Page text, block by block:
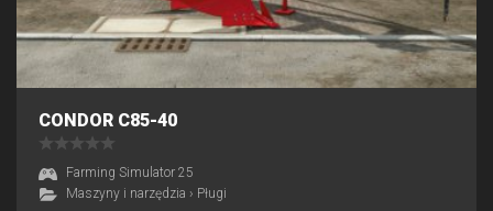
CONDOR C85-40
Farming Simulator 25
Maszyny i narzędzia › Pługi